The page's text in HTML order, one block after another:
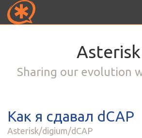
Asterisk
Sharing our evolution
Как я сдавал dCAP
Asterisk/digium/dCAP